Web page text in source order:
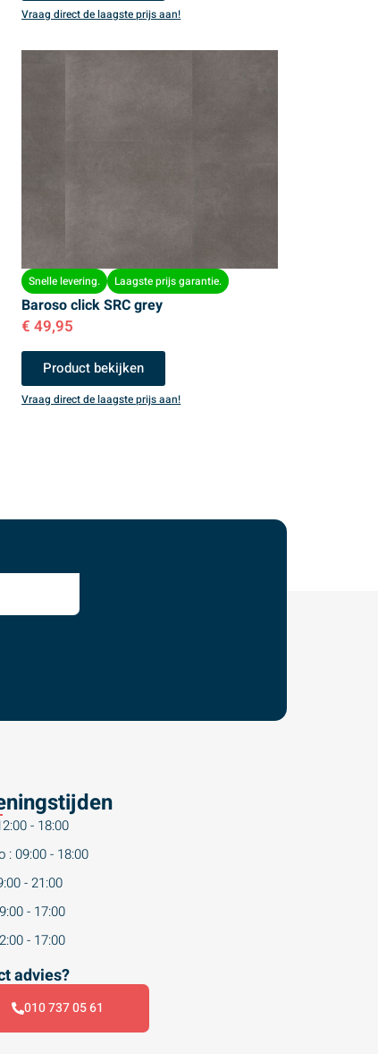
Vraag direct de laagste prijs aan!
Snelle levering. Laagste prijs garantie.
Baroso click SRC grey
€ 49,95
Product bekijken
Vraag direct de laagste prijs aan!
- 18:00
: 09:00 - 18:00
- 21:00
- 17:00
- 17:00
advies?
010 737 05 61